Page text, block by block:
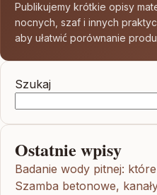
Publikujemy krótkie opisy
nocnych, szaf i innych
aby ułatwić porównanie
Szukaj
Ostatnie wpisy
Badanie wody pitnej:
Szamba betonowe,